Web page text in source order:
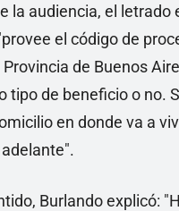
la audiencia, el letrado
el código de
de Buenos
tipo de beneficio o no.
en donde va a
Burlando explicó: